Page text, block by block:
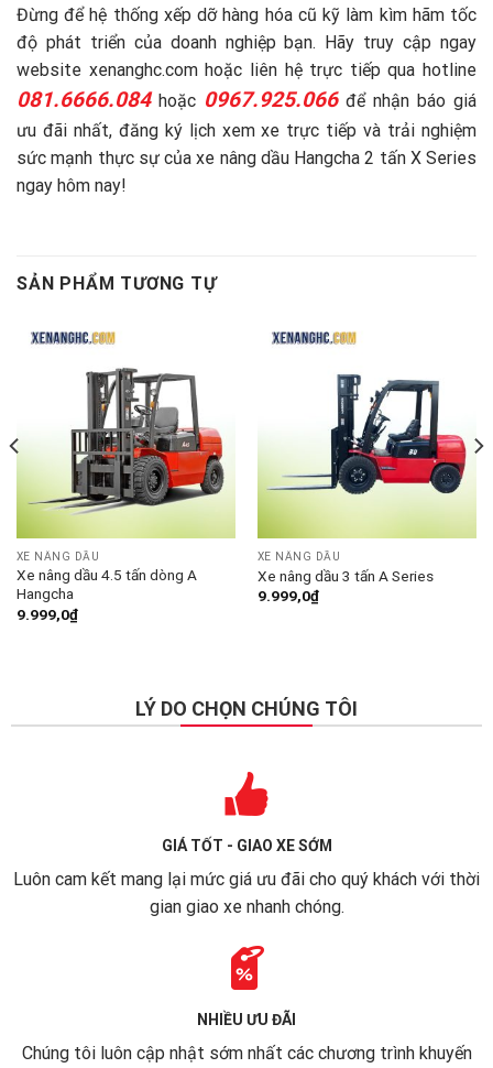
Đừng để hệ thống xếp dỡ hàng hóa cũ kỹ làm kìm hãm tốc
độ phát triển của doanh nghiệp bạn. Hãy truy cập ngay
website xenanghc.com hoặc liên hệ trực tiếp qua hotline
081.6666.084hoặc 0967.925.066để nhận báo giá
ưu đãi nhất, đăng ký lịch xem xe trực tiếp và trải nghiệm
sức mạnh thực sự của xe nâng dầu Hangcha 2 tấn X Series
ngay hôm nay!
SẢN PHẨM TƯƠNG TỰ
XE NÂNG DẦU
Xe nâng dầu 4.5 tấn dòng A
Hangcha
9.999,0₫
XE NÂNG DẦU
Xe nâng dầu 3 tấn A Series
9.999,0₫
LÝ DO CHỌN CHÚNG TÔI
GIÁ TỐT - GIAO XE SỚM
Luôn cam kết mang lại mức giá ưu đãi cho quý khách với thời
gian giao xe nhanh chóng.
NHIỀU ƯU ĐÃI
Chúng tôi luôn cập nhật sớm nhất các chương trình khuyến